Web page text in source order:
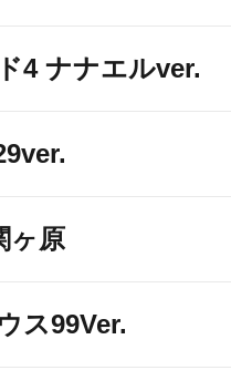
4 ナナエルver.
ヶ原
ス99Ver.